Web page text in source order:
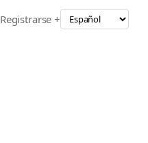
Registrarse +